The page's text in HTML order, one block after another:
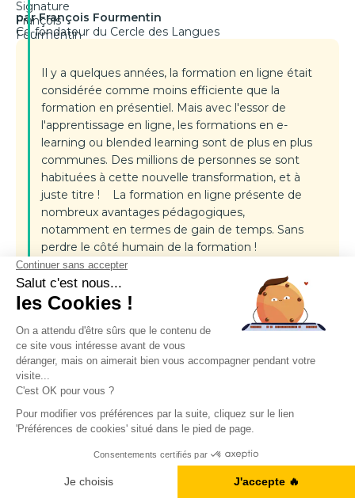
par François Fourmentin
Co-fondateur du Cercle des Langues
Il y a quelques années, la formation en ligne était
considérée comme moins efficiente que la
formation en présentiel. Mais avec l'essor de
l'apprentissage en ligne, les formations en e-
learning ou blended learning sont de plus en plus
communes. Des millions de personnes se sont
habituées à cette nouvelle transformation, et à
juste titre ! La formation en ligne présente de
nombreux avantages pédagogiques,
notamment en termes de gain de temps. Sans
perdre le côté humain de la formation !
1.Pour gagner du temps
et de l'argent
Si vous n'avez pas beaucoup de temps à
consacrer à l'apprentissage en anglais, alors la
formation en ligne est un excellent choix pour
apprendre rapidement et en autonomie. En
position dans votre entreprise, mais que vous
n'avez pas beaucoup de temps devant vous,